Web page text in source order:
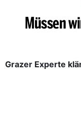
Müssen
Grazer Experte